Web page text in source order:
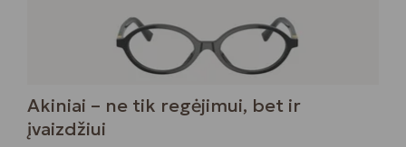
Akiniai – ne tik regėjimui, bet ir
įvaizdžiui